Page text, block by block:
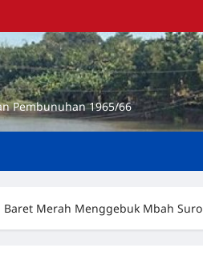
Pembunuhan 1965/66
Baret Merah Menggebuk Mbah Suro